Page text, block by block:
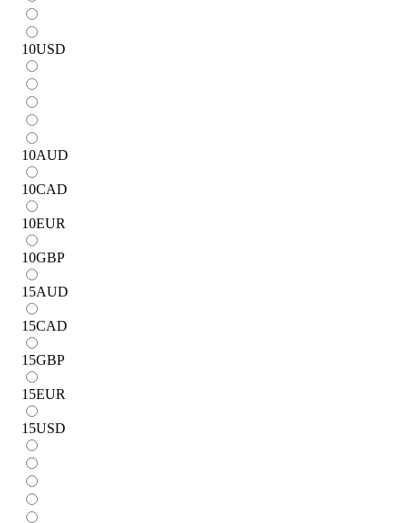
10USD
10AUD
10CAD
10EUR
10GBP
15AUD
15CAD
15GBP
15EUR
15USD